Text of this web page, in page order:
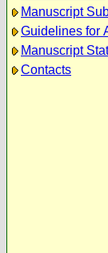
Manuscript
Guidelines for
Manuscript
Contacts